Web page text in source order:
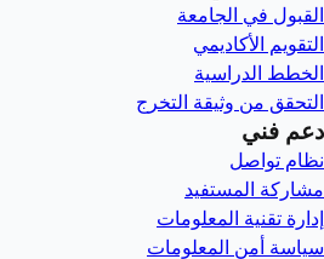
القبول في الجامعة
التقويم الأكاديمي
الخطط الدراسية
التحقق من وثيقة التخرج
دعم فني
نظام تواصل
مشاركة المستفيد
إدارة تقنية المعلومات
سياسة أمن المعلومات